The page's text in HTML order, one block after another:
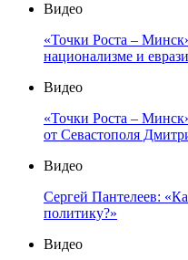
Видео
«Точки Роста –
национализме и
Видео
«Точки Роста –
от Севастополя
Видео
Сергей Пантелеев:
политику?»
Видео